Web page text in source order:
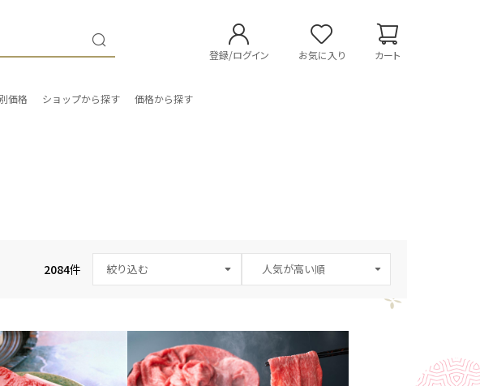
登録/ログイン お気に入り カート
価格 ショップから探す 価格から探す
2084件 絞り込む